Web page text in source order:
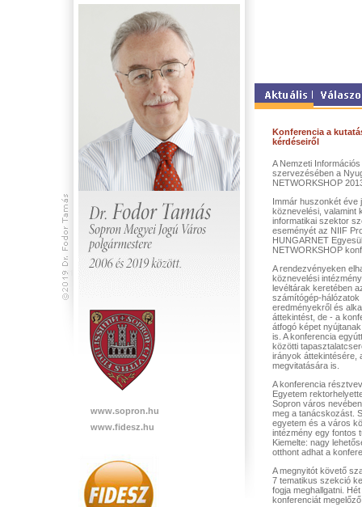
www.sopron.hu
www.fidesz.hu
Konferencia a
kérdéseiről
A Nemzeti
szervezésében a
NETWORKSHOP
Immár huszonkét éve
köznevelési, valamint
informatikai szektor
eseményét az NIIF
HUNGARNET
NETWORKSHOP
A rendezvényeken
köznevelési
levéltárak keretében
számítógép-hálózatok
eredményekről és
áttekintést, de - a
átfogó képet
is. A konferencia
közötti
irányok áttekintésére,
megvitatására is.
A konferencia
Egyetem
Sopron város
meg a tanácskozást.
egyetem és a város
intézmény egy fontos
Kiemelte: nagy
otthont adhat a
A megnyitót követő
7 tematikus szekció
fogja meghallgatni.
konferenciát